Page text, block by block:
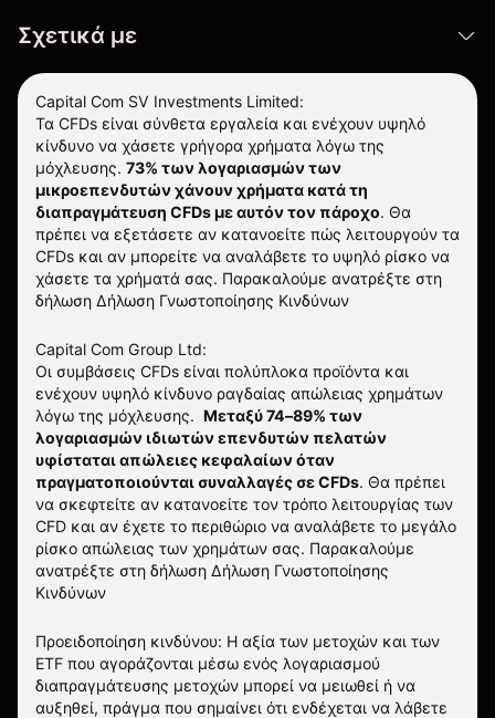
Σχετικά με
Capital Com SV Investments Limited:
Τα CFDs είναι σύνθετα εργαλεία και ενέχουν υψηλό
κίνδυνο να χάσετε γρήγορα χρήματα λόγω της
μόχλευσης. 73% των λογαριασμών των
μικροεπενδυτών χάνουν χρήματα κατά τη
διαπραγμάτευση CFDs με αυτόν τον πάροχο. Θα
πρέπει να εξετάσετε αν κατανοείτε πώς λειτουργούν τα
CFDs και αν μπορείτε να αναλάβετε το υψηλό ρίσκο να
χάσετε τα χρήματά σας. Παρακαλούμε ανατρέξτε στη
δήλωση Δήλωση Γνωστοποίησης Κινδύνων
Capital Com Group Ltd:
Οι συμβάσεις CFDs είναι πολύπλοκα προϊόντα και
ενέχουν υψηλό κίνδυνο ραγδαίας απώλειας χρημάτων
λόγω της μόχλευσης. Μεταξύ 74–89% των
λογαριασμών ιδιωτών επενδυτών πελατών
υφίσταται απώλειες κεφαλαίων όταν
πραγματοποιούνται συναλλαγές σε CFDs. Θα πρέπει
να σκεφτείτε αν κατανοείτε τον τρόπο λειτουργίας των
CFD και αν έχετε το περιθώριο να αναλάβετε το μεγάλο
ρίσκο απώλειας των χρημάτων σας. Παρακαλούμε
ανατρέξτε στη δήλωση Δήλωση Γνωστοποίησης
Κινδύνων
Προειδοποίηση κινδύνου: Η αξία των μετοχών και των
ETF που αγοράζονται μέσω ενός λογαριασμού
διαπραγμάτευσης μετοχών μπορεί να μειωθεί ή να
αυξηθεί, πράγμα που σημαίνει ότι ενδέχεται να λάβετε